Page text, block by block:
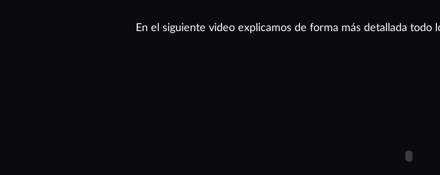
En el siguiente video explicamos de forma más detallada